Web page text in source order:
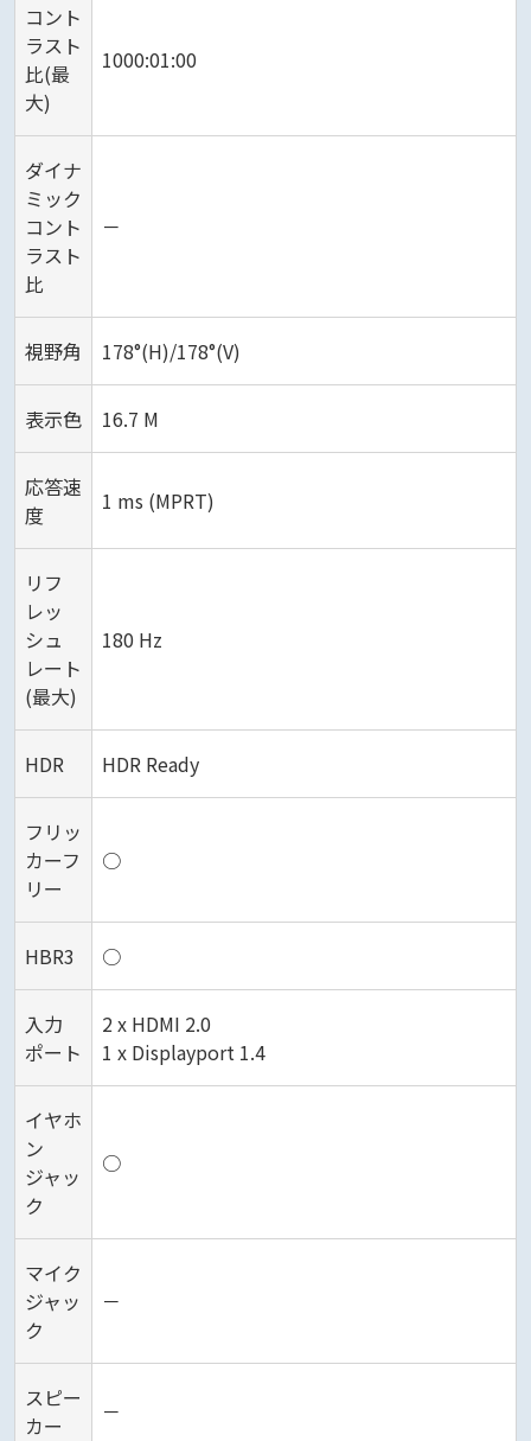
コント
ラスト
比(最
大)
1000:01:00
ダイナ
ミック
コント
ラスト
比
－
視野角 178°(H)/178°(V)
表示色 16.7 M
応答速
度
1 ms (MPRT)
リフ
レッ
シュ
レート
(最大)
180 Hz
HDR HDR Ready
フリッ
カーフ
リー
○
HBR3 ○
入力
ポート
2 x HDMI 2.0
1 x Displayport 1.4
イヤホ
ン
ジャッ
ク
○
マイク
ジャッ
ク
－
スピー
カー
－